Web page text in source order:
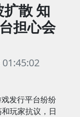
散 知
担心会
发行平台纷纷
玩家抗议，日